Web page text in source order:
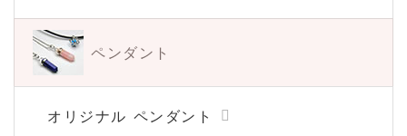
ペンダント
オリジナル ペンダント